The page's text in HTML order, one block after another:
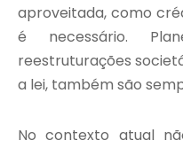
aproveitada, como
é necessário.
reestruturações
a lei, também são
No contexto atual